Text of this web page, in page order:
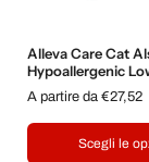
Alleva Care Cat
Hypoallergenic
A partire da €27,52
Scegli le